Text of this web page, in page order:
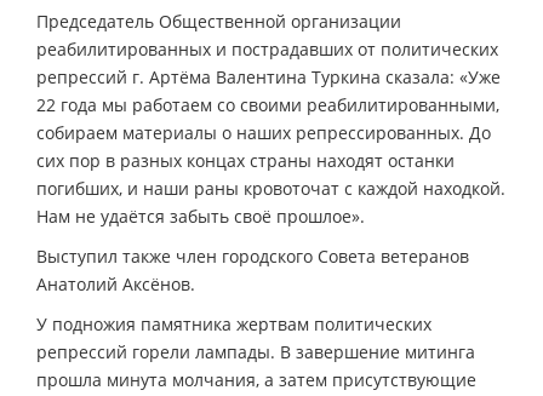
Председатель Общественной организации
реабилитированных и пострадавших от политических
репрессий г. Артёма Валентина Туркина сказала: «Уже
22 года мы работаем со своими реабилитированными,
собираем материалы о наших репрессированных. До
сих пор в разных концах страны находят останки
погибших, и наши раны кровоточат с каждой находкой.
Нам не удаётся забыть своё прошлое».
Выступил также член городского Совета ветеранов
Анатолий Аксёнов.
У подножия памятника жертвам политических
репрессий горели лампады. В завершение митинга
прошла минута молчания, а затем присутствующие